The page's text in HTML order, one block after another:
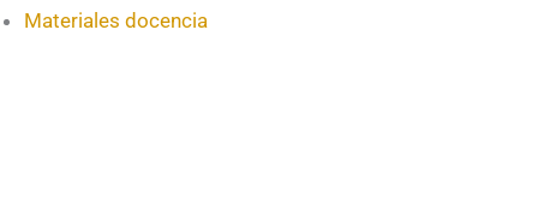
Materiales docencia